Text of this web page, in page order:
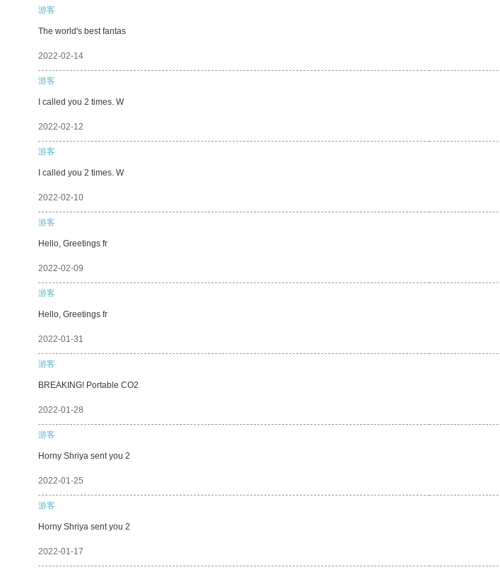
游客
The world's best fantas
2022-02-14
游客
I called you 2 times. W
2022-02-12
游客
I called you 2 times. W
2022-02-10
游客
Hello, Greetings fr
2022-02-09
游客
Hello, Greetings fr
2022-01-31
游客
BREAKING! Portable CO2
2022-01-28
游客
Horny Shriya sent you 2
2022-01-25
游客
Horny Shriya sent you 2
2022-01-17